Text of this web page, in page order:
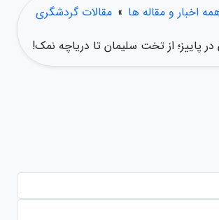
اخبار و مقاله ها » مقالات گردشگری
پاییز؛ از تخت سلیمان تا دریاچه نمک!